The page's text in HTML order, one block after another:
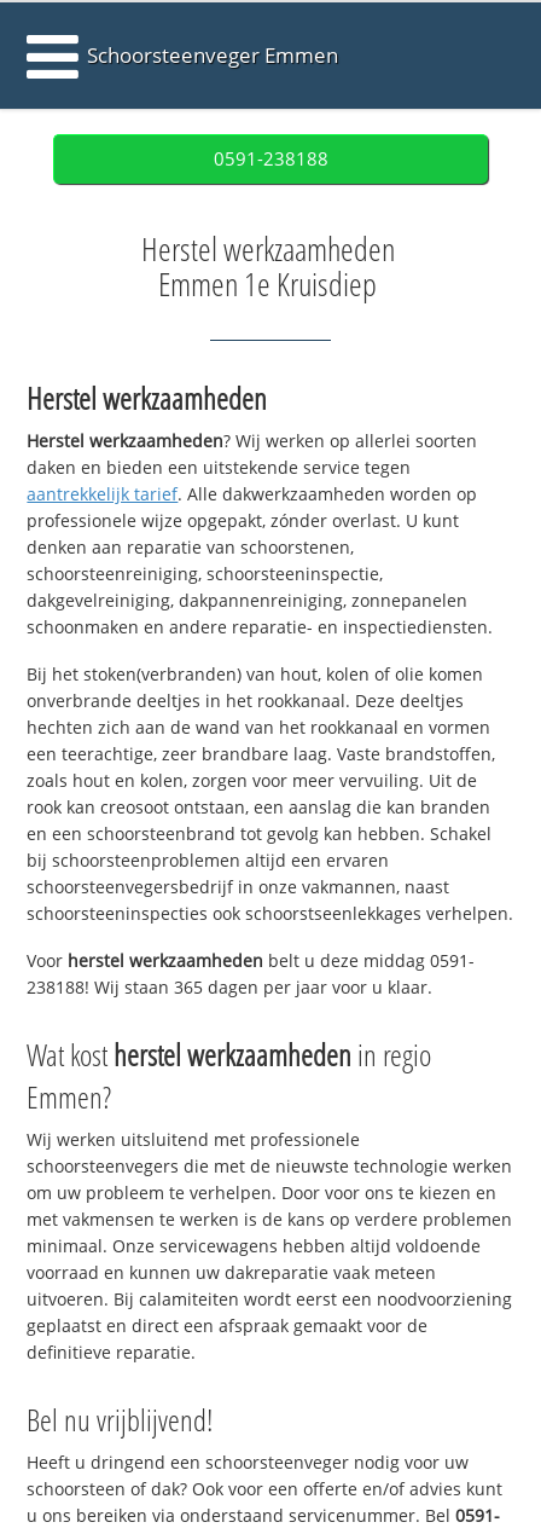
Schoorsteenveger Emmen
0591-238188
Herstel werkzaamheden
Emmen 1e Kruisdiep
Herstel werkzaamheden
Herstel werkzaamheden? Wij werken op allerlei soorten
daken en bieden een uitstekende service tegen
aantrekkelijk tarief. Alle dakwerkzaamheden worden op
professionele wijze opgepakt, zónder overlast. U kunt
denken aan reparatie van schoorstenen,
schoorsteenreiniging, schoorsteeninspectie,
dakgevelreiniging, dakpannenreiniging, zonnepanelen
schoonmaken en andere reparatie- en inspectiediensten.
Bij het stoken(verbranden) van hout, kolen of olie komen
onverbrande deeltjes in het rookkanaal. Deze deeltjes
hechten zich aan de wand van het rookkanaal en vormen
een teerachtige, zeer brandbare laag. Vaste brandstoffen,
zoals hout en kolen, zorgen voor meer vervuiling. Uit de
rook kan creosoot ontstaan, een aanslag die kan branden
en een schoorsteenbrand tot gevolg kan hebben. Schakel
bij schoorsteenproblemen altijd een ervaren
schoorsteenvegersbedrijf in onze vakmannen, naast
schoorsteeninspecties ook schoorstseenlekkages verhelpen.
Voor herstel werkzaamheden belt u deze middag 0591-
238188! Wij staan 365 dagen per jaar voor u klaar.
Wat kostherstel werkzaamheden in regio
Emmen?
Wij werken uitsluitend met professionele
schoorsteenvegers die met de nieuwste technologie werken
om uw probleem te verhelpen. Door voor ons te kiezen en
met vakmensen te werken is de kans op verdere problemen
minimaal. Onze servicewagens hebben altijd voldoende
voorraad en kunnen uw dakreparatie vaak meteen
uitvoeren. Bij calamiteiten wordt eerst een noodvoorziening
geplaatst en direct een afspraak gemaakt voor de
definitieve reparatie.
Bel nu vrijblijvend!
Heeft u dringend een schoorsteenveger nodig voor uw
schoorsteen of dak? Ook voor een offerte en/of advies kunt
u ons bereiken via onderstaand servicenummer. Bel0591-